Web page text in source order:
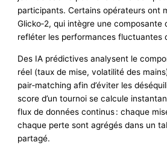
participants. Certains opérateurs ont
Glicko‑2, qui intègre une composante
refléter les performances fluctuantes
Des IA prédictives analysent le
réel (taux de mise, volatilité des
pair‑matching afin d’éviter les
score d’un tournoi se calcule
flux de données continus : chaque
chaque perte sont agrégés dans un
partagé.